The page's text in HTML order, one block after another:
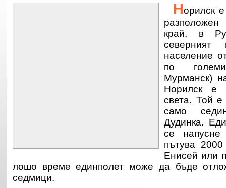
Норилск
край, в
население
по
Мурманск)
Норилск е
света. Той
само
Дудинка.
се
пътува
Енисей или
лошо време единполет може да бъде
седмици.